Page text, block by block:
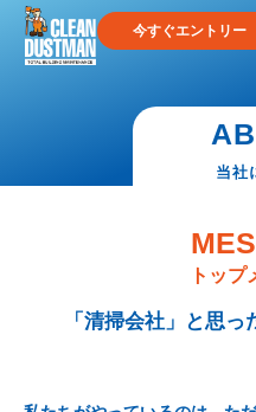
今すぐエントリー
当社
トップ
「清掃会社」と思っ